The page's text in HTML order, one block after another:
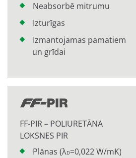
Neabsorbē mitrumu
Izturīgas
Izmantojamas pamatiem
un grīdai
FF-PIR – POLIURETĀNA
LOKSNES PIR
Plānas (λD=0,022 W/mK)